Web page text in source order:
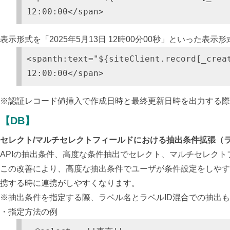
12:00:00</span>
表示形式を「2025年5月13日 12時00分00秒」といった表示
<spanth : text=
12:00:00</span>
※認証レコード値挿入で作成日時と最終更新日時を出力する
【DB】
セレクト/マルチセレクトフィールドにおける抽出条件拡張（
APIの抽出条件、高度な条件抽出でセレクト、マルチセレク
この改善により、高度な抽出条件でユーザが条件設定をしや
携する時に連携がしやすくなります。
※抽出条件を指定する際、ラベル名とラベルID混合での抽出
・指定方法の例